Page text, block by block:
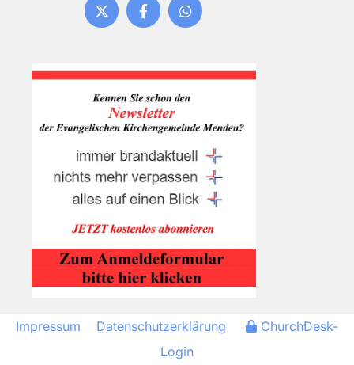
Impressum Datenschutzerklärung
ChurchDesk-
Login